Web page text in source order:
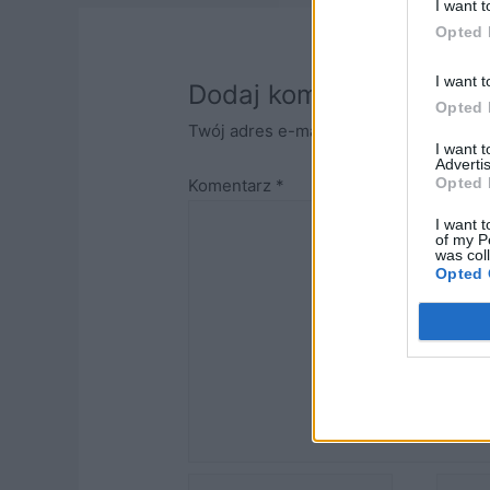
I want
Opted
I want
Opted
I want
Opted
I want
of my
was
Opted
Dodaj komentarz
Twój adres e-mail nie zostanie
Komentarz *